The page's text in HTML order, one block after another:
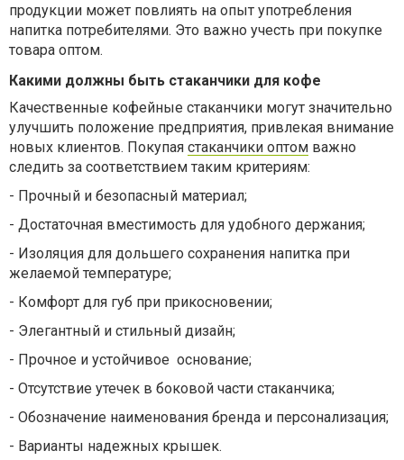
продукции может повлиять на опыт употребления
напитка потребителями. Это важно учесть при покупке
товара оптом.
Какими должны быть стаканчики для кофе
Качественные кофейные стаканчики могут значительно
улучшить положение предприятия, привлекая внимание
новых клиентов. Покупая стаканчики оптом важно
следить за соответствием таким критериям:
- Прочный и безопасный материал;
- Достаточная вместимость для удобного держания;
- Изоляция для дольшего сохранения напитка при
желаемой температуре;
- Комфорт для губ при прикосновении;
- Элегантный и стильный дизайн;
- Прочное и устойчивое основание;
- Отсутствие утечек в боковой части стаканчика;
- Обозначение наименования бренда и персонализация;
- Варианты надежных крышек.